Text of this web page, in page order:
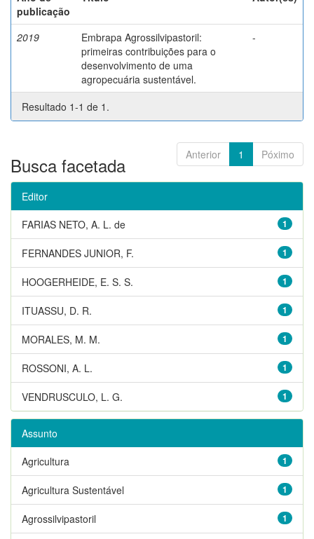
publicação
2019
Embrapa Agrossilvipastoril:
primeiras contribuições para o
desenvolvimento de uma
agropecuária sustentável.
-
Resultado 1-1 de 1.
Anterior 1 Póximo
Busca facetada
Editor
1
FARIAS NETO, A. L. de
1
FERNANDES JUNIOR, F.
1
HOOGERHEIDE, E. S. S.
1
ITUASSU, D. R.
1
MORALES, M. M.
1
ROSSONI, A. L.
1
VENDRUSCULO, L. G.
Assunto
1
Agricultura
1
Agricultura Sustentável
1
Agrossilvipastoril